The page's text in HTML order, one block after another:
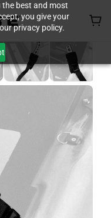
the best and most
you give your
privacy policy.